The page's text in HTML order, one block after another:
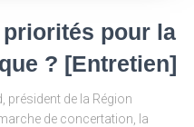
pour la
? [Entretien]
président de la Région
de concertation, la